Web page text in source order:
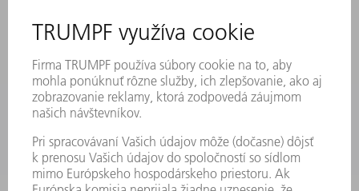
PRIHLÁSENIE NA ODBER NOVINIEK
KARTA BEZPEČNOSTNÝCH ÚDAJOV
STROJE & SYSTÉMY
LASER
VÝKONOVÁ ELEKTRONIKA
ELEKTRICKÉ RUČNÉ NÁRADIE
SMART FACTORY
SOFTVÉR
SLUŽBY
APLIKÁCIE